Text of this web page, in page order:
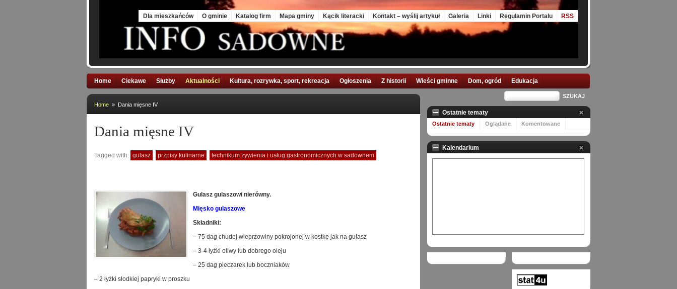
Dla mieszkańców O gminie Katalog firm Mapa gminy Kącik literacki Kontakt – wyślij artykuł Galeria Linki Regulamin Portalu RSS
Home Ciekawe Służby Aktualności Kultura, rozrywka, sport, rekreacja Ogłoszenia Z historii Wieści gminne Dom, ogród Edukacja
Home » Dania mięsne IV
Dania mięsne IV
Tagged with: gulasz przpisy kulinarne technikum żywienia i usług gastronomicznych w sadownem
Gulasz gulaszowi nierówny.
Mięsko gulaszowe
Składniki:
– 75 dag chudej wieprzowiny pokrojonej w kostkę jak na gulasz
– 3-4 łyżki oliwy lub dobrego oleju
– 25 dag pieczarek lub boczniaków
– 2 łyżki słodkiej papryki w proszku
Ostatnie tematy
Ostatnie tematy Oglądane Komentowane
Kalendarium